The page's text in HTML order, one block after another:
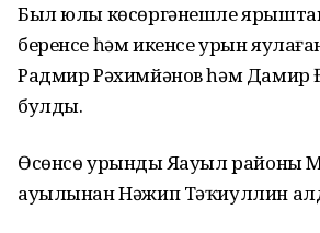
Был юлы көсөргәнешле ярыштан
беренсе һәм икенсе урын
Радмир Рәхимйәнов һәм Дамир
булды.
Өсөнсө урынды Яңауыл районы
ауылынан Нәжип Тәҡиуллин